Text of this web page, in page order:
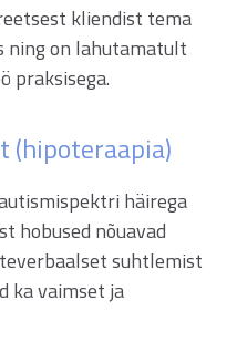
kliendist tema
ning on lahutamatult
praksisega.
(hipoteraapia)
häirega
hobused nõuavad
suhtlemist
ka vaimset ja